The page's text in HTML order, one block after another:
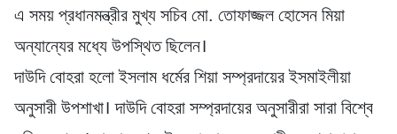
এ সময় প্রধানমন্ত্রীর মুখ্য সচিব মো. তোফাজ্জল হোসেন মিয়া
অন্যান্যের মধ্যে উপস্থিত ছিলেন।
দাউদি বোহরা হলো ইসলাম ধর্মের শিয়া সম্প্রদায়ের ইসমাইলীয়া
অনুসারী উপশাখা। দাউদি বোহরা সম্প্রদায়ের অনুসারীরা সারা বিশ্বে